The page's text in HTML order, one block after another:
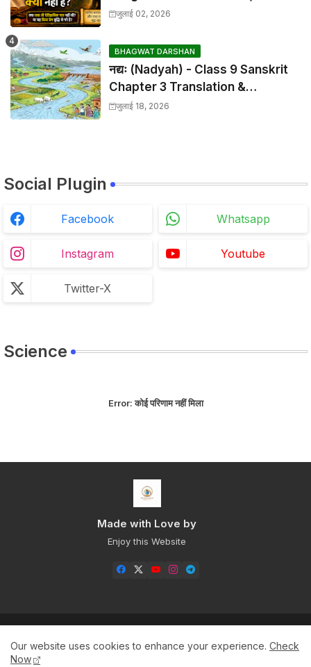
वर्णन क्यों नहीं है?
जुलाई 02, 2026
BHAGWAT DARSHAN
नद्यः (Nadyah) - Class 9 Sanskrit
Chapter 3 Translation &
Solutions
जुलाई 18, 2026
Social Plugin
Facebook Whatsapp
Instagram Youtube
Twitter-X
Science
Error:कोई परिणाम नहीं मिला
Made with Love by
Enjoy this Website
Our website uses cookies to enhance your experience. Check
Now